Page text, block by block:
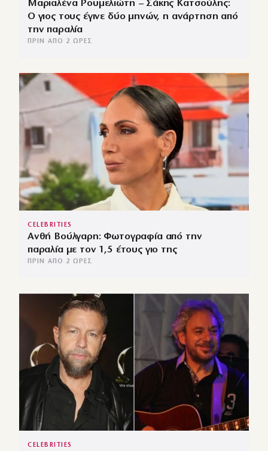
Μαριαλένα Ρουμελιώτη – Σάκης Κατσούλης:
Ο γιος τους έγινε δύο μηνών, η ανάρτηση από
την παραλία
ΠΡΙΝ ΑΠΌ 2 ΏΡΕΣ
CELEBRITIES
Ανθή Βούλγαρη: Φωτογραφία από την
παραλία με τον 1,5 έτους γιο της
ΠΡΙΝ ΑΠΌ 2 ΏΡΕΣ
CELEBRITIES